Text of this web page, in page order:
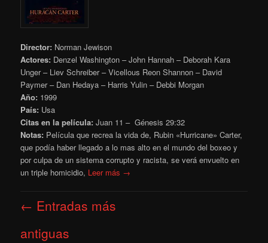
Director: Norman Jewison
Actores: Denzel Washington – John Hannah – Deborah Kara
Unger – Liev Schreiber – Vicellous Reon Shannon – David
Paymer – Dan Hedaya – Harris Yulin – Debbi Morgan
Año: 1999
País: Usa
Citas en la película: Juan 11 – Génesis 29:32
Notas: Película que recrea la vida de, Rubin «Hurricane» Carter,
que podía haber llegado a lo mas alto en el mundo del boxeo y
por culpa de un sistema corrupto y racista, se verá envuelto en
un triple homicidio, Leer más →
de
← Entradas más
antiguas